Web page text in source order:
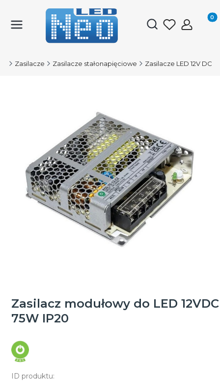
Otwórz
Zasilacze Zasilacze stałonapięciowe Zasilacze LED 12V DC
Zasilacz modułowy do LED 12VDC
75W IP20
ID produktu: